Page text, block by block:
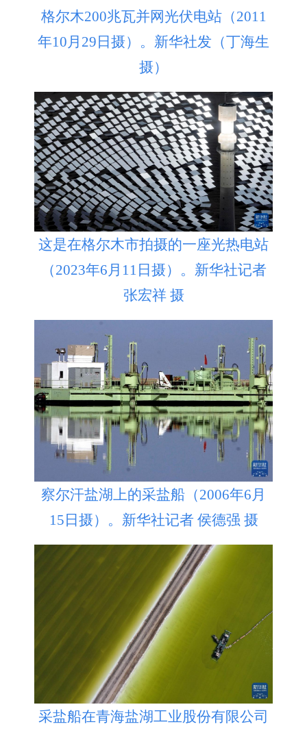
格尔木200兆瓦并网光伏电站（2011
年10月29日摄）。新华社发（丁海生
摄）
这是在格尔木市拍摄的一座光热电站
（2023年6月11日摄）。新华社记者
张宏祥 摄
察尔汗盐湖上的采盐船（2006年6月
15日摄）。新华社记者 侯德强 摄
采盐船在青海盐湖工业股份有限公司